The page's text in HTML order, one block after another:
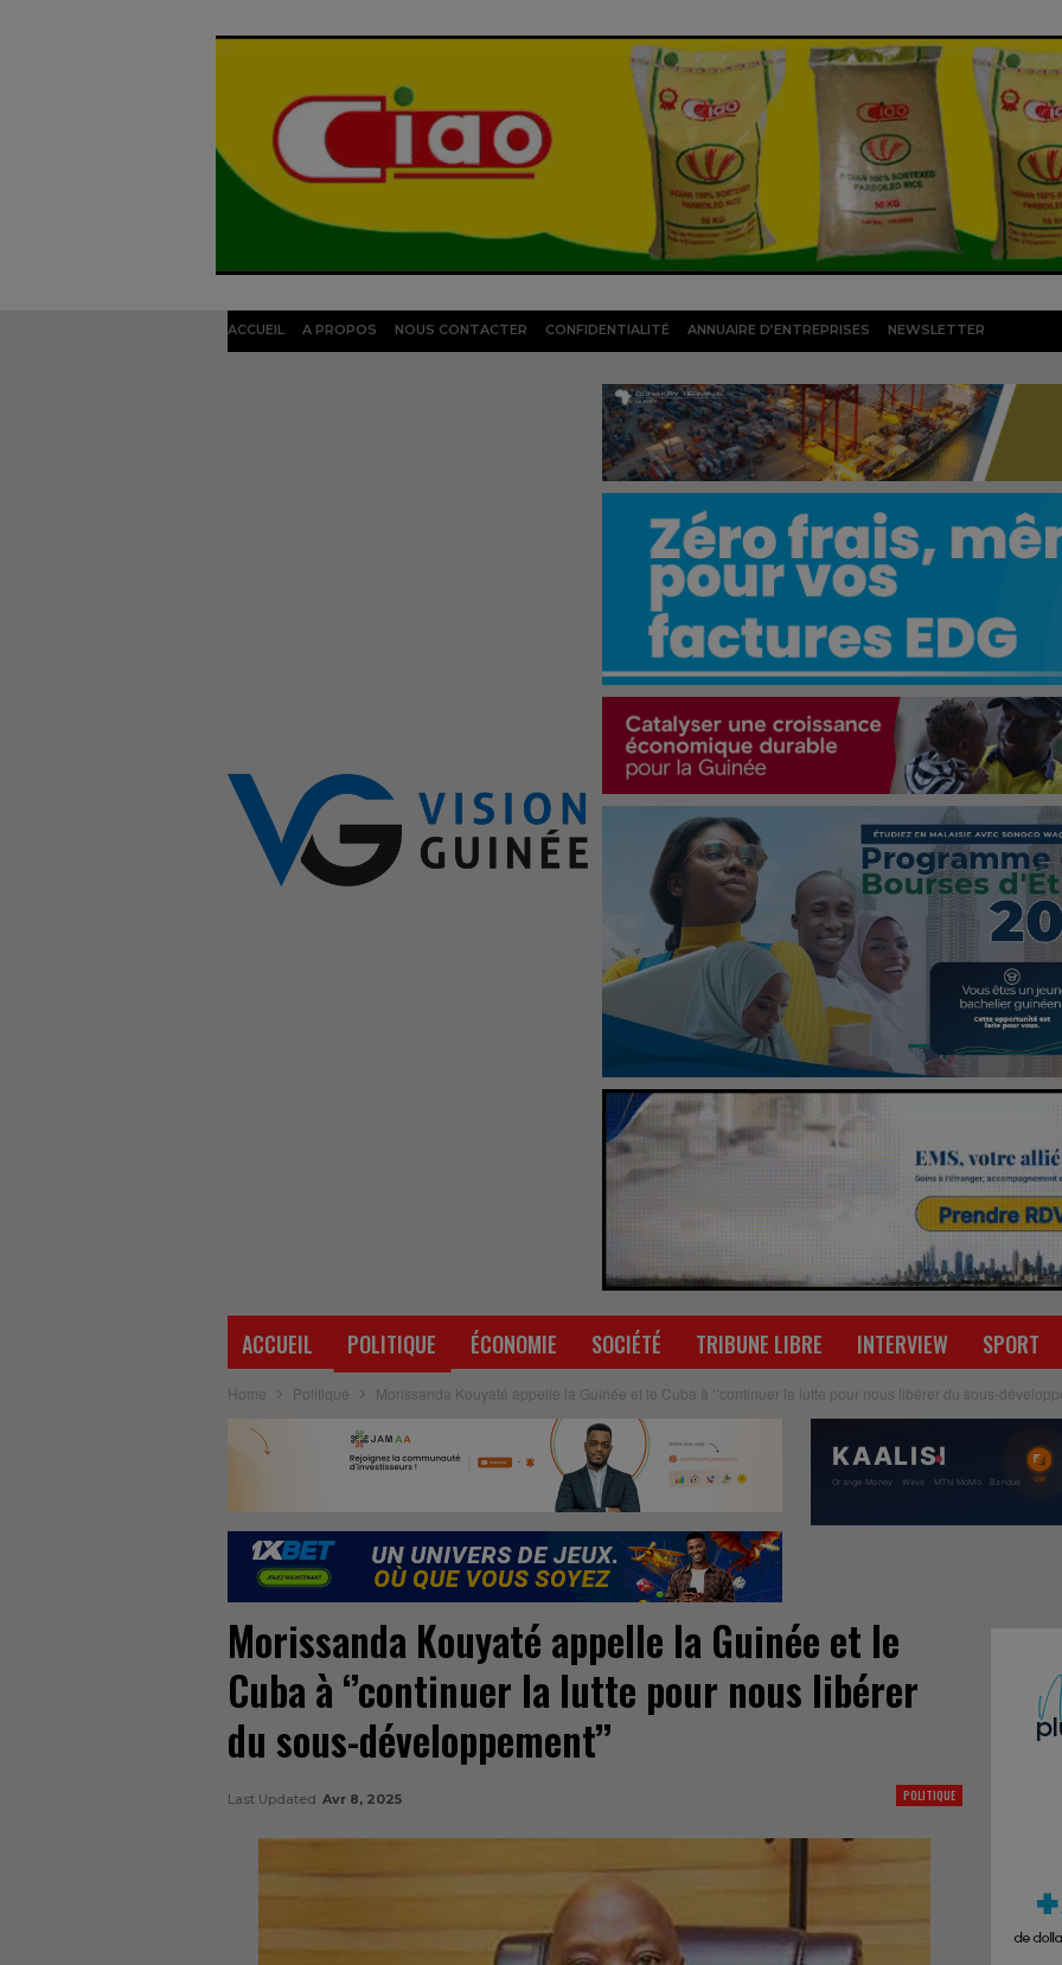
ACCUEIL A PROPOS NOUS CONTACTER CONFIDENTIALITÉ ANNUAIRE D’ENTREPRISES NEWSLETTER
ACCUEIL POLITIQUE ÉCONOMIE SOCIÉTÉ TRIBUNE LIBRE INTERVIEW SPORT
Home Politique Morissanda Kouyaté appelle la Guinée et le Cuba à ‘’continuer la lutte pour nous libérer du sous-
Morissanda Kouyaté appelle la Guinée et le
Cuba à ‘’continuer la lutte pour nous libérer
du sous-développement’’
POLITIQUE
Last Updated Avr 8, 2025